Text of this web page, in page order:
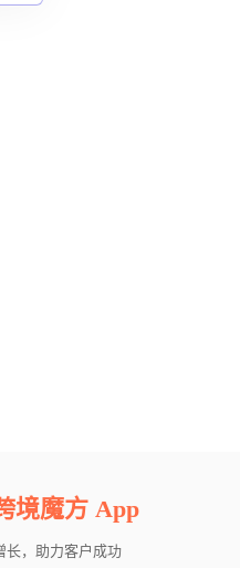
境魔方 App
长，助力客户成功